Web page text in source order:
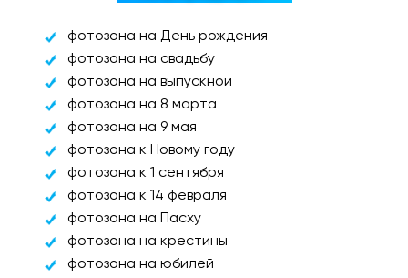
фотозона на День рождения
фотозона на свадьбу
фотозона на выпускной
фотозона на 8 марта
фотозона на 9 мая
фотозона к Новому году
фотозона к 1 сентября
фотозона к 14 февраля
фотозона на Пасху
фотозона на крестины
фотозона на юбилей